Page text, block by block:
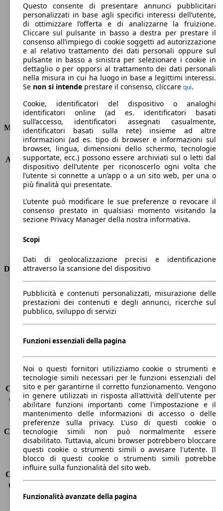
109 g/km
Emissioni di CO2 (combinato)*
Ø 4.7 l/100km
Consumi
Motore e Prestazioni
KW (PS)
59 kW (80 PS)
Accelerazione (0-100 km/h) 13.7s
Velocità massima (km/h)
170 km/h
Numero di marce
5
Cilindrata
1198 ccm
Carburante
Benzina
Trasmissione
Dimensioni
Lunghezza
4100 mm
Altezza
1530 mm
Larghezza
1700 mm
Passo
2600 mm
Carico massimo
-
Porte
5
Sedili
5
Carico sul tetto
-
Capacità di traino (senza freni) -
Capacità di traino (con freni)
450 kg
Volume del bagagliaio
325 - 2012 l
Consumi
Emissioni di CO2*
109 g/km (komb.)
Consumo (urbano)
5.9 l/100km
Consumo (extra-urbano)
Consumo (combinato)*
Classe di emissione
Euro 6
Questo consente di presentare annunci pubblicitari
personalizzati in base agli specifici interessi dell’utente,
di ottimizzare l’offerta e di analizzarne la fruizione.
Cliccare sul pulsante in basso a destra per prestare il
consenso all’impiego di cookie soggetti ad autorizzazione
e al relativo trattamento dei dati personali oppure sul
pulsante in basso a sinistra per selezionare i cookie in
dettaglio o per opporsi al trattamento dei dati personali
nella misura in cui ha luogo in base a legittimi interessi.
Se non si intende prestare il consenso, cliccare qui.
Cookie, identificatori del dispositivo o analoghi
identificatori online (ad es. identificatori basati
sull’accesso, identificatori assegnati casualmente,
identificatori basati sulla rete) insieme ad altre
informazioni (ad es. tipo di browser e informazioni sul
browser, lingua, dimensioni dello schermo, tecnologie
supportate, ecc.) possono essere archiviati sul o letti dal
dispositivo dell’utente per riconoscerlo ogni volta che
l’utente si connette a un’app o a un sito web, per una o
più finalità qui presentate.
L’utente può modificare le sue preferenze o revocare il
consenso prestato in qualsiasi momento visitando la
sezione Privacy Manager della nostra informativa.
Scopi
Dati di geolocalizzazione precisi e identificazione
attraverso la scansione del dispositivo
Pubblicità e contenuti personalizzati, misurazione delle
prestazioni dei contenuti e degli annunci, ricerche sul
pubblico, sviluppo di servizi
Funzioni essenziali della pagina
Noi o questi fornitori utilizziamo cookie o strumenti e
tecnologie simili necessari per le funzioni essenziali del
sito e per garantirne il corretto funzionamento. Vengono
in genere utilizzati in risposta all'attività dell'utente per
abilitare funzioni importanti come l'impostazione e il
mantenimento delle informazioni di accesso o delle
preferenze sulla privacy. L'uso di questi cookie o
tecnologie simili non può normalmente essere
disabilitato. Tuttavia, alcuni browser potrebbero bloccare
questi cookie o strumenti simili o avvisare l'utente. Il
blocco di questi cookie o strumenti simili potrebbe
influire sulla funzionalità del sito web.
Funzionalità avanzate della pagina